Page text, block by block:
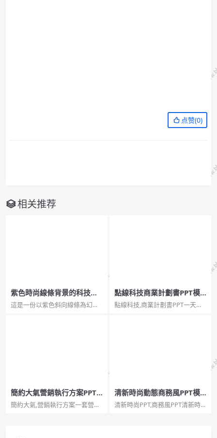
点赞(0)
相关推荐
紫色時尚線條背景的科技商
務PPT模板
這是一份以紫色斜向線條為幻燈
點線科技商業計劃書PPT模
板
點線科技,商業計劃書PPT一天簡
簡約大氣營銷執行方案PPT
模板
簡約大氣,營銷執行方案一套營銷
清新時尚動態商務風PPT模
板
清新時尚PPT,商務風PPT清新時